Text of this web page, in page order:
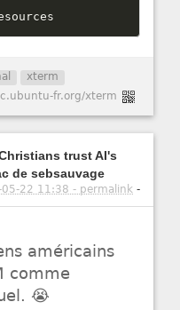
xterm
fr.org/xterm
trust AI's
de sebsauvage
22 11:38 - permalink -
américains
comme
😭